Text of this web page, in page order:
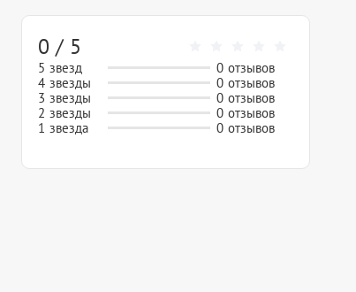
0 / 5
5 звезд
0 отзывов
4 звезды
0 отзывов
3 звезды
0 отзывов
2 звезды
0 отзывов
1 звезда
0 отзывов